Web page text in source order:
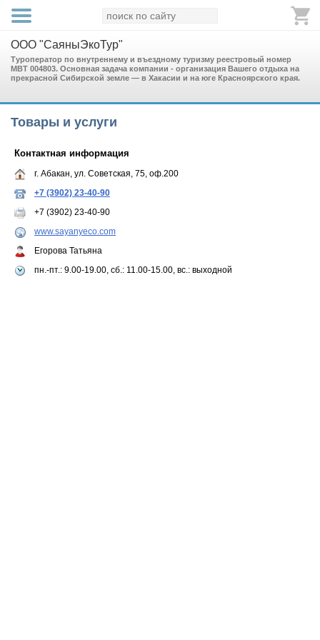
ООО "СаяныЭкоТур"
Туроператор по внутреннему и въездному туризму реестровый номер
МВТ 004803. Основная задача компании - организация Вашего отдыха на
прекрасной Сибирской земле — в Хакасии и на юге Красноярского края.
Товары и услуги
Контактная информация
г. Абакан, ул. Советская, 75, оф.200
+7 (3902) 23-40-90
+7 (3902) 23-40-90
www.sayanyeco.com
Егорова Татьяна
пн.-пт.: 9.00-19.00, сб.: 11.00-15.00, вс.: выходной